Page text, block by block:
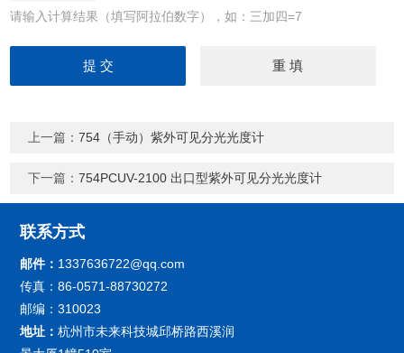
请输入计算结果（填写阿拉伯数字），如：三加四=7
上一篇：754（手动）紫外可见分光光度计
下一篇：754PCUV-2100 出口型紫外可见分光光度计
联系方式
邮件： 1337636722@qq.com
传真：86-0571-88730272
邮编：310023
地址：杭州市未来科技城邱桥路西溪润